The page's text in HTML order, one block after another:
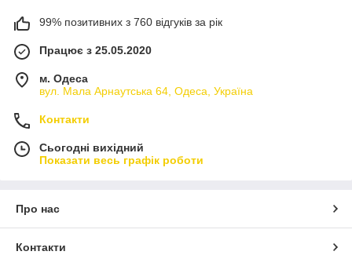
99% позитивних з 760 відгуків за рік
Працює з 25.05.2020
м. Одеса
вул. Мала Арнаутська 64, Одеса, Україна
Контакти
Сьогодні вихідний
Показати весь графік роботи
Про нас
Контакти